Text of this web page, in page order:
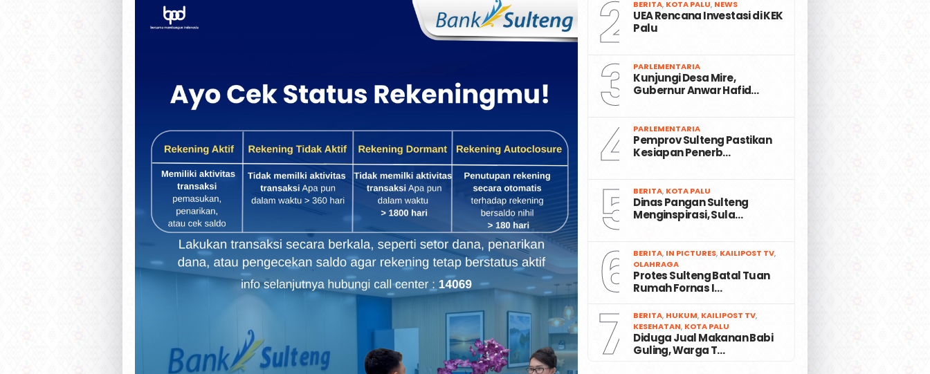
2 BERITA, KOTA PALU, NEWS
UEA Rencana Investasi di KEK
Palu
3 PARLEMENTARIA
Kunjungi Desa Mire,
Gubernur Anwar Hafid…
4 PARLEMENTARIA
Pemprov Sulteng Pastikan
Kesiapan Penerb…
5 BERITA, KOTA PALU
Dinas Pangan Sulteng
Menginspirasi, Sula…
6 BERITA, IN PICTURES, KAILIPOST TV,
OLAHRAGA
Protes Sulteng Batal Tuan
Rumah Fornas I…
7 BERITA, HUKUM, KAILIPOST TV,
KESEHATAN, KOTA PALU
Diduga Jual Makanan Babi
Guling, Warga T…